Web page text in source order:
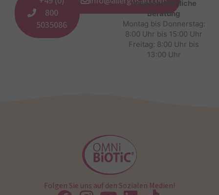
800
5035086
wissenschaftliche
Beratung
Montag bis Donnerstag:
8:00 Uhr bis 15:00 Uhr
Freitag: 8:00 Uhr bis
13:00 Uhr
Folgen Sie uns auf den Sozialen Medien!